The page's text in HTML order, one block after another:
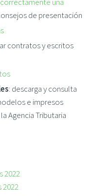
una
de presentación
contratos y escritos
: descarga y consulta
e impresos
Agencia Tributaria
2022
2022